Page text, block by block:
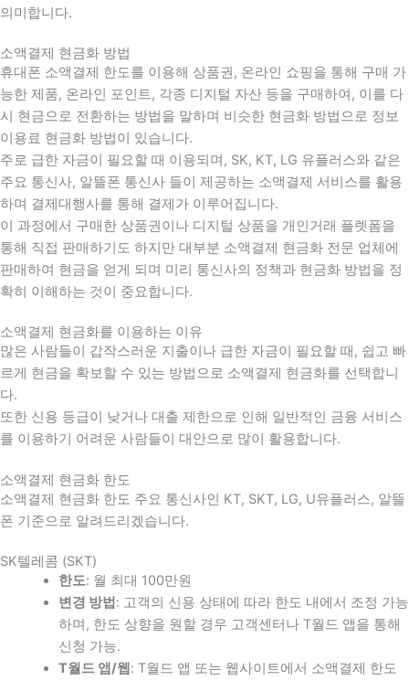
의미합니다.
소액결제 현금화 방법
휴대폰 소액결제 한도를 이용해 상품권, 온라인 쇼핑을 통해 구매 가
능한 제품, 온라인 포인트, 각종 디지털 자산 등을 구매하여, 이를 다
시 현금으로 전환하는 방법을 말하며 비슷한 현금화 방법으로 정보
이용료 현금화 방법이 있습니다.
주로 급한 자금이 필요할 때 이용되며, SK, KT, LG 유플러스와 같은
주요 통신사, 알뜰폰 통신사 들이 제공하는 소액결제 서비스를 활용
하며 결제대행사를 통해 결제가 이루어집니다.
이 과정에서 구매한 상품권이나 디지털 상품을 개인거래 플렛폼을
통해 직접 판매하기도 하지만 대부분 소액결제 현금화 전문 업체에
판매하여 현금을 얻게 되며 미리 통신사의 정책과 현금화 방법을 정
확히 이해하는 것이 중요합니다.
소액결제 현금화를 이용하는 이유
많은 사람들이 갑작스러운 지출이나 급한 자금이 필요할 때 , 쉽고 빠
르게 현금을 확보할 수 있는 방법으로 소액결제 현금화를 선택합니
다.
또한 신용 등급이 낮거나 대출 제한으로 인해 일반적인 금융 서비스
를 이용하기 어려운 사람들이 대안으로 많이 활용합니다.
소액결제 현금화 한도
소액결제 현금화 한도 주요 통신사인 KT, SKT, LG, U유플러스, 알뜰
폰 기준으로 알려드리겠습니다.
SK텔레콤 (SKT)
한도: 월 최대 100만원
변경 방법 : 고객의 신용 상태에 따라 한도 내에서 조정 가능
하며, 한도 상향을 원할 경우 고객센터나 T월드 앱을 통해
신청 가능.
T월드 앱/웹 : T월드 앱 또는 웹사이트에서 소액결제 한도